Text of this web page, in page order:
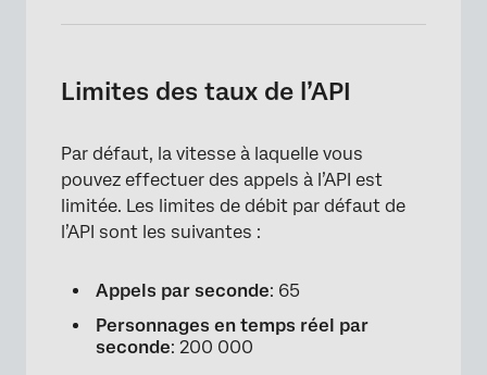
Limites des taux de l’API
Par défaut, la vitesse à laquelle vous
pouvez effectuer des appels à l’API est
limitée. Les limites de débit par défaut de
l’API sont les suivantes :
Appels par seconde: 65
Personnages en temps réel par
seconde: 200 000